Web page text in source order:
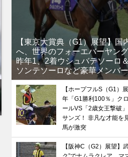
【有馬記念】武豊×ドウデュ
るべき“隠れ穴馬！”
【東京大賞典（G1）展望】国
へ、世界のフォーエバーヤング
昨年1、2着ウシュバテソーロ
ソンテソーロなど豪華メンバ
【ホープフルS（G1）
年「G1勝利100％」ク
ールVS「2歳女王撃破
サンズ！ 非凡な才能を
馬が激突
【阪神C（G2）展望】